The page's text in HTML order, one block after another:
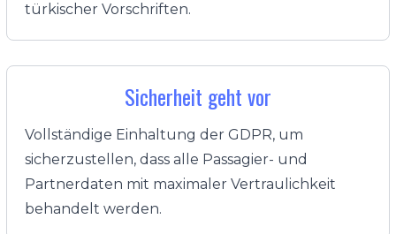
türkischer Vorschriften.
Sicherheit geht vor
Vollständige Einhaltung der GDPR, um
sicherzustellen, dass alle Passagier- und
Partnerdaten mit maximaler Vertraulichkeit
behandelt werden.